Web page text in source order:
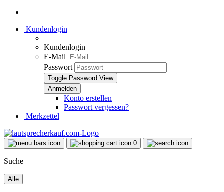
Kundenlogin
Kundenlogin
E-Mail
Passwort
Toggle Password View
Konto erstellen
Passwort vergessen?
Merkzettel
0
Suche
Alle